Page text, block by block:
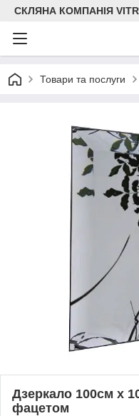
СКЛЯНА КОМПАНІЯ
Товари та послуги
Дзеркало 100см х
фацетом